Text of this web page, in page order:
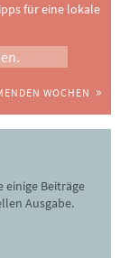
für eine lokale
WOCHEN
einige Beiträge
Ausgabe.